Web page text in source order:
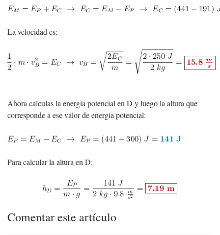
La velocidad es:
Ahora calculas la energía potencial en D y luego la altura que
corresponde a ese valor de energía potencial:
Para calcular la altura en D:
Comentar este artículo